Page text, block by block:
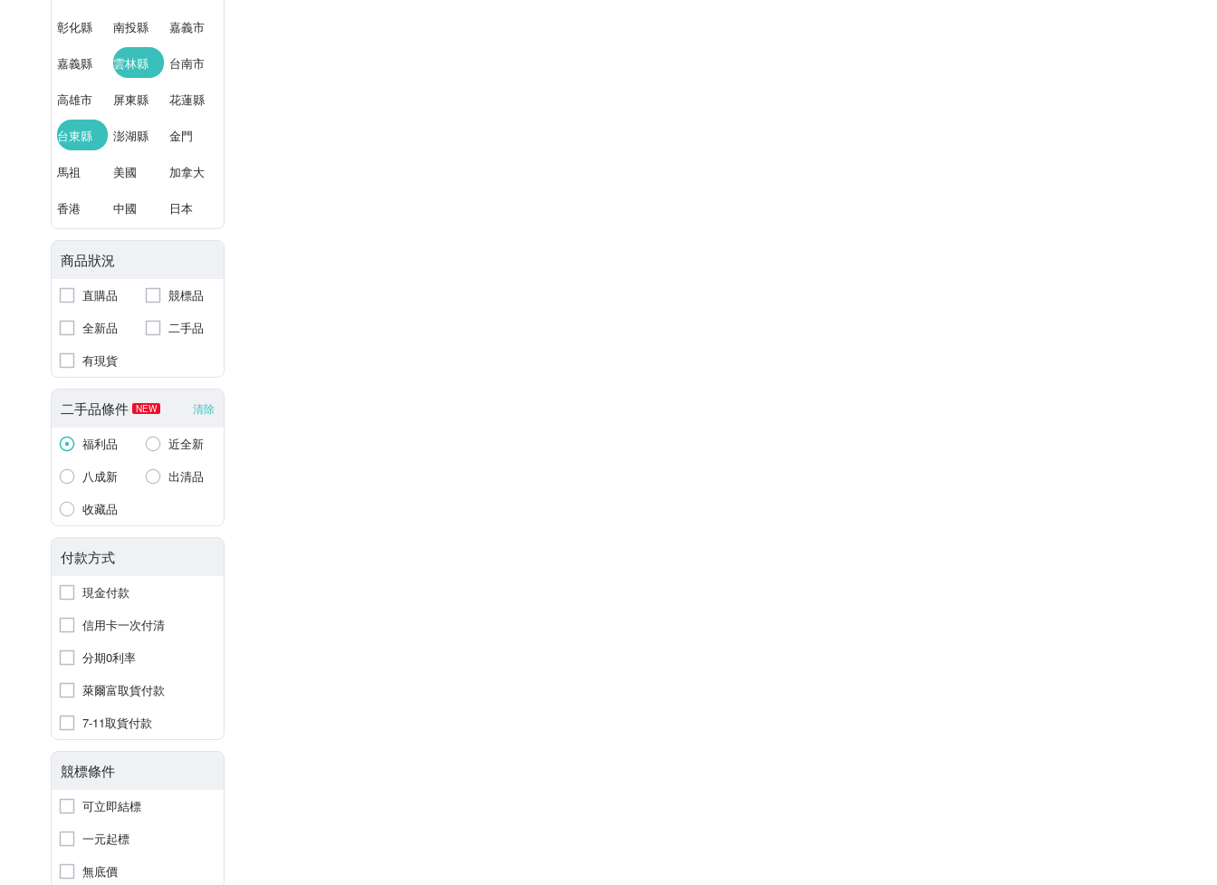
彰化縣 南投縣 嘉義市
嘉義縣 雲林縣 台南市
高雄市 屏東縣 花蓮縣
台東縣 澎湖縣 金門
馬祖 美國 加拿大
香港 中國 日本
商品狀況
直購品
競標品
全新品
二手品
有現貨
二手品條件 NEW 清除
福利品
近全新
八成新
出清品
收藏品
付款方式
現金付款
信用卡一次付清
分期0利率
萊爾富取貨付款
7-11取貨付款
競標條件
可立即結標
一元起標
無底價